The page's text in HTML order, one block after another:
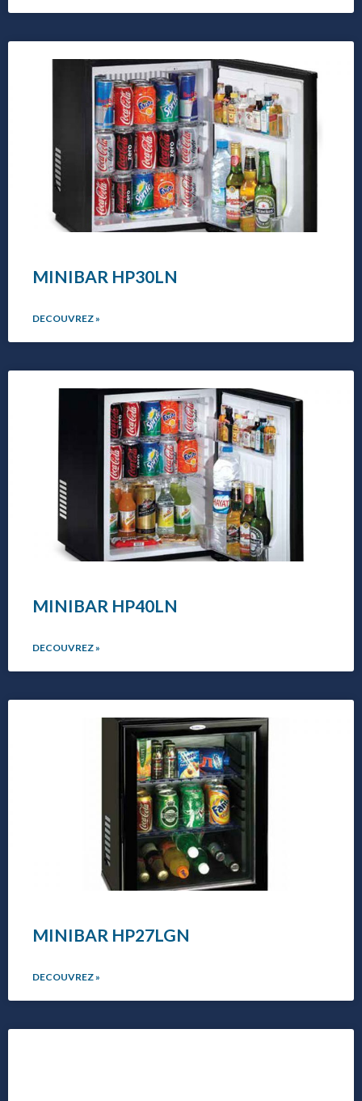
MINIBAR HP30LN
DECOUVREZ »
MINIBAR HP40LN
DECOUVREZ »
MINIBAR HP27LGN
DECOUVREZ »